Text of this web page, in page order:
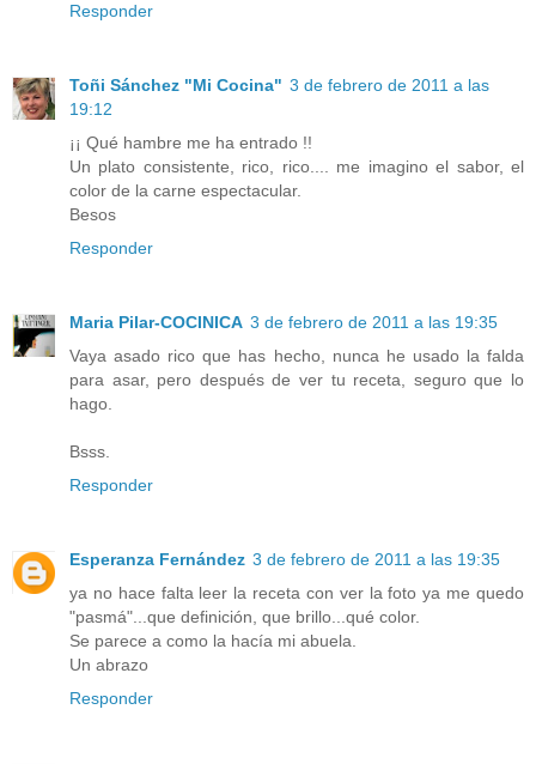
Responder
Toñi Sánchez "Mi Cocina" 3 de febrero de 2011 a las
19:12
¡¡ Qué hambre me ha entrado !!
Un plato consistente, rico, rico.... me imagino el sabor, el
color de la carne espectacular.
Besos
Responder
Maria Pilar-COCINICA 3 de febrero de 2011 a las 19:35
Vaya asado rico que has hecho, nunca he usado la falda
para asar, pero después de ver tu receta, seguro que lo
hago.
Bsss.
Responder
Esperanza Fernández 3 de febrero de 2011 a las 19:35
ya no hace falta leer la receta con ver la foto ya me quedo
"pasmá"...que definición, que brillo...qué color.
Se parece a como la hacía mi abuela.
Un abrazo
Responder